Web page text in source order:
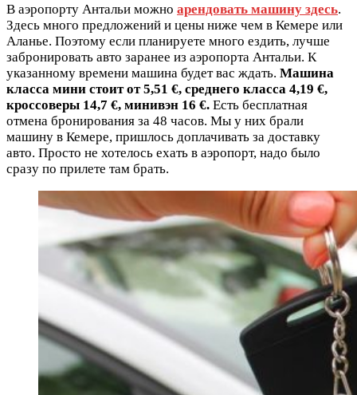
В аэропорту Антальи можно арендовать машину здесь.
Здесь много предложений и цены ниже чем в Кемере или
Аланье. Поэтому если планируете много ездить, лучше
забронировать авто заранее из аэропорта Антальи. К
указанному времени машина будет вас ждать. Машина
класса мини стоит от 5,51 €, среднего класса 4,19 €,
кроссоверы 14,7 €, минивэн 16 €. Есть бесплатная
отмена бронирования за 48 часов. Мы у них брали
машину в Кемере, пришлось доплачивать за доставку
авто. Просто не хотелось ехать в аэропорт, надо было
сразу по прилете там брать.